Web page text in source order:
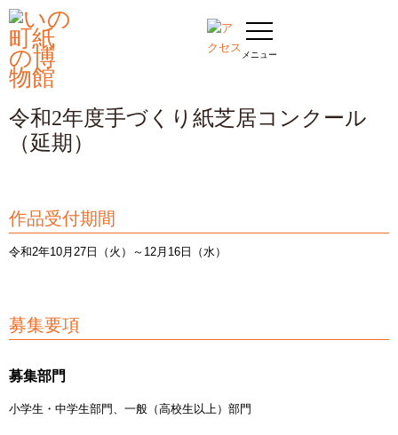
令和2年度手づくり紙芝居コンクール
（延期）
作品受付期間
令和2年10月27日（火）～12月16日（水）
募集要項
募集部門
小学生・中学生部門、一般（高校生以上）部門